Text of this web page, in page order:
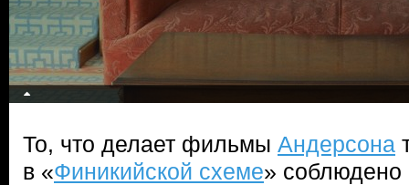
То, что делает фильмы Андерсона
в «Финикийской схеме» соблюдено